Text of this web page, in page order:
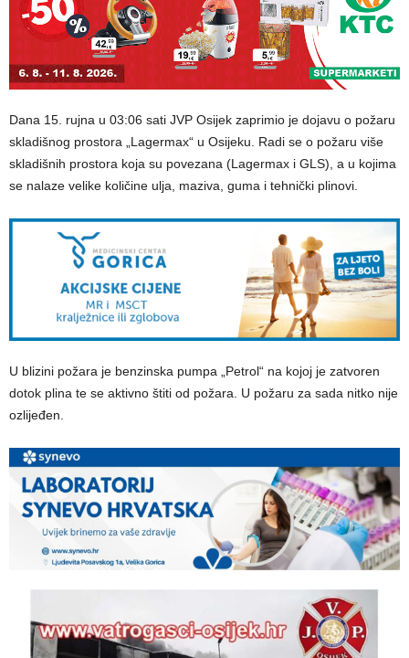
Dana 15. rujna u 03:06 sati JVP Osijek zaprimio je dojavu o požaru
skladišnog prostora „Lagermax“ u Osijeku. Radi se o požaru više
skladišnih prostora koja su povezana (Lagermax i GLS), a u kojima
se nalaze velike količine ulja, maziva, guma i tehnički plinovi.
U blizini požara je benzinska pumpa „Petrol“ na kojoj je zatvoren
dotok plina te se aktivno štiti od požara. U požaru za sada nitko nije
ozlijeđen.